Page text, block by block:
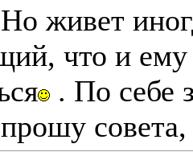
живет
что и
. По себе